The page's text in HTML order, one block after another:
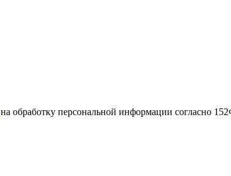
на обработку персональной информации согласно